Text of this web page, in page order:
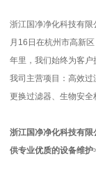
浙江国净净化科技有
月16日在杭州市高新
年里，我们始终为客户
我司主营项目：高效过
更换过滤器、生物安全
浙江国净净化科技有限
供专业优质的设备维护